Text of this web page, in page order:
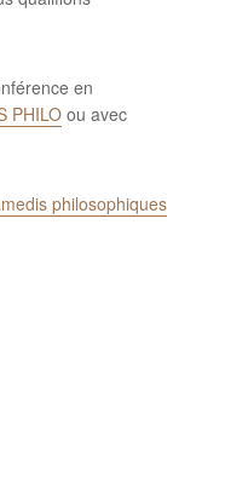
en
PHILOou avec
philosophiques